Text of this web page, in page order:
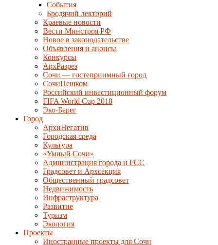
События
Бродячий лекторий
Краевые новости
Вести Минстроя РФ
Новое в законодательстве
Объявления и анонсы
Конкурсы
АрхРазрез
Сочи — гостеприимный город
СочиПешком
Российский инвестиционный форум
FIFA World Cup 2018
Эко-Берег
Город
АрхиНегатив
Городская среда
Культура
«Умный Сочи»
Администрация города и ГСС
Градсовет и Архсекция
Общественный градсовет
Недвижимость
Инфраструктура
Развитие
Туризм
Экология
Проекты
Иностранные проекты для Сочи